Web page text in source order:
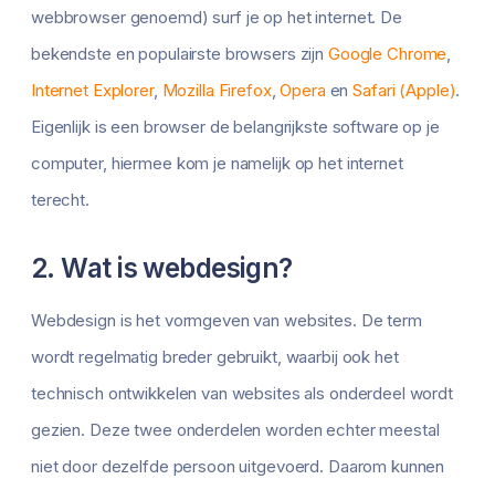
webbrowser genoemd) surf je op het internet. De
bekendste en populairste browsers zijn Google Chrome,
Internet Explorer, Mozilla Firefox,Opera enSafari (Apple).
Eigenlijk is een browser de belangrijkste software op je
computer, hiermee kom je namelijk op het internet
terecht.
2. Wat is webdesign?
Webdesign is het vormgeven van websites. De term
wordt regelmatig breder gebruikt, waarbij ook het
technisch ontwikkelen van websites als onderdeel wordt
gezien. Deze twee onderdelen worden echter meestal
niet door dezelfde persoon uitgevoerd. Daarom kunnen